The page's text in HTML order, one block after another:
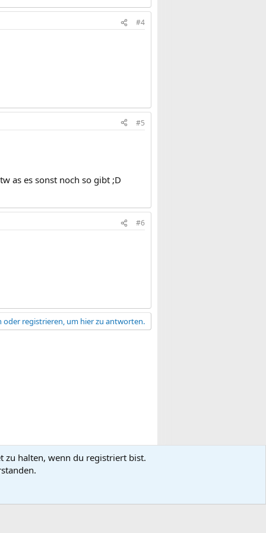
#4
#5
as es sonst noch so gibt ;D
#6
oder registrieren, um hier zu antworten.
Datenschutz
zu halten, wenn du registriert bist.